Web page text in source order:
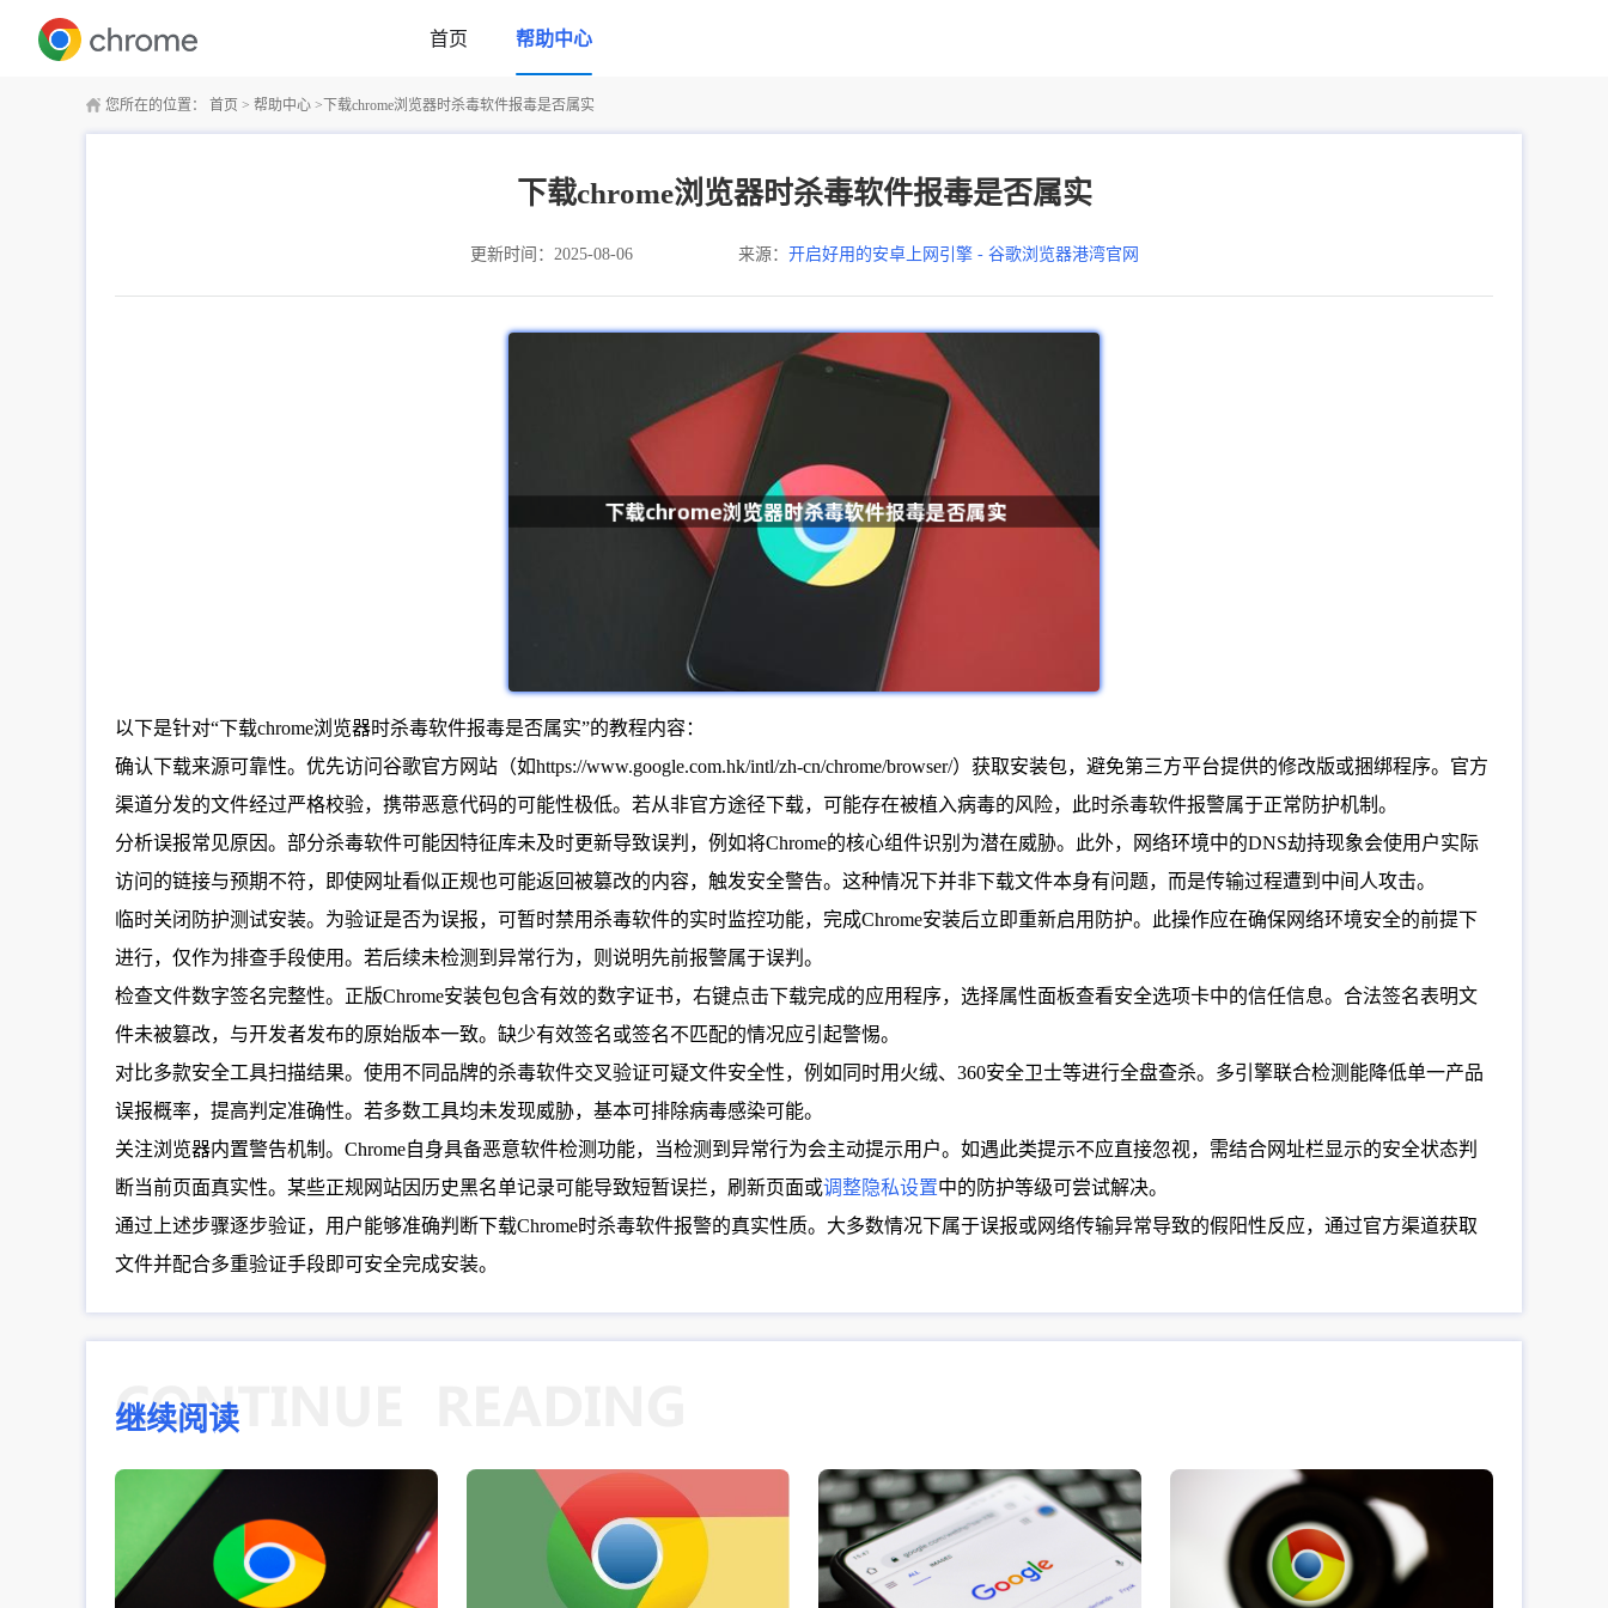
首页 帮助中心
您所在的位置： 首页 > 帮助中心 > 下载chrome浏览器时杀毒软件报毒是否属实
下载chrome浏览器时杀毒软件报毒是否属实
更新时间：2025-08-06 来源： 开启好用的安卓上网引擎 - 谷歌浏览器港湾官网
以下是针对“下载chrome浏览器时杀毒软件报毒是否属实”的教程内容：
确认下载来源可靠性。优先访问谷歌官方网站（如https://www.google.com.hk/intl/zh-cn/chrome/browser/）获取安装包，避免第三方平台提供的修改版或捆绑程序。官方
渠道分发的文件经过严格校验，携带恶意代码的可能性极低。若从非官方途径下载，可能存在被植入病毒的风险，此时杀毒软件报警属于正常防护机制。
分析误报常见原因。部分杀毒软件可能因特征库未及时更新导致误判，例如将Chrome的核心组件识别为潜在威胁。此外，网络环境中的DNS劫持现象会使用户实际
访问的链接与预期不符，即使网址看似正规也可能返回被篡改的内容，触发安全警告。这种情况下并非下载文件本身有问题，而是传输过程遭到中间人攻击。
临时关闭防护测试安装。为验证是否为误报，可暂时禁用杀毒软件的实时监控功能，完成Chrome安装后立即重新启用防护。此操作应在确保网络环境安全的前提下
进行，仅作为排查手段使用。若后续未检测到异常行为，则说明先前报警属于误判。
检查文件数字签名完整性。正版Chrome安装包包含有效的数字证书，右键点击下载完成的应用程序，选择属性面板查看安全选项卡中的信任信息。合法签名表明文
件未被篡改，与开发者发布的原始版本一致。缺少有效签名或签名不匹配的情况应引起警惕。
对比多款安全工具扫描结果。使用不同品牌的杀毒软件交叉验证可疑文件安全性，例如同时用火绒、360安全卫士等进行全盘查杀。多引擎联合检测能降低单一产品
误报概率，提高判定准确性。若多数工具均未发现威胁，基本可排除病毒感染可能。
关注浏览器内置警告机制。Chrome自身具备恶意软件检测功能，当检测到异常行为会主动提示用户。如遇此类提示不应直接忽视，需结合网址栏显示的安全状态判
断当前页面真实性。某些正规网站因历史黑名单记录可能导致短暂误拦，刷新页面或调整隐私设置中的防护等级可尝试解决。
通过上述步骤逐步验证，用户能够准确判断下载Chrome时杀毒软件报警的真实性质。大多数情况下属于误报或网络传输异常导致的假阳性反应，通过官方渠道获取
文件并配合多重验证手段即可安全完成安装。
继续阅读